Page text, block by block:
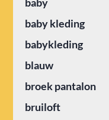
baby kleding
babykleding
blauw
broek pantalon
bruiloft